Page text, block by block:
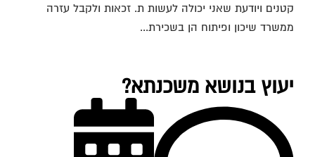
קטנים ויודעת שאני יכולה לעשות ת. זכאות ולקבל עזרה
ממשרד שיכון ופיתוח הן בשכירת...
יעוץ בנושא משכנתא?